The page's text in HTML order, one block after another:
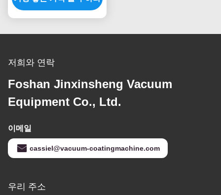
저희와 연락
Foshan Jinxinsheng Vacuum
Equipment Co., Ltd.
이메일
cassiel@vacuum-coatingmachine.com
우리 주소